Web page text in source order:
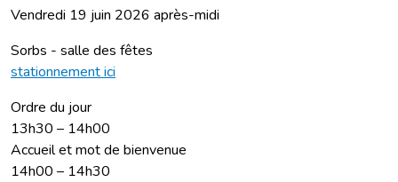
Vendredi 19 juin 2026 après-midi
Sorbs - salle des fêtes
stationnement ici
Ordre du jour
13h30 – 14h00
Accueil et mot de bienvenue
14h00 – 14h30